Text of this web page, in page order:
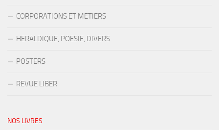
CORPORATIONS ET METIERS
HERALDIQUE, POESIE, DIVERS
POSTERS
REVUE LIBER
NOS LIVRES